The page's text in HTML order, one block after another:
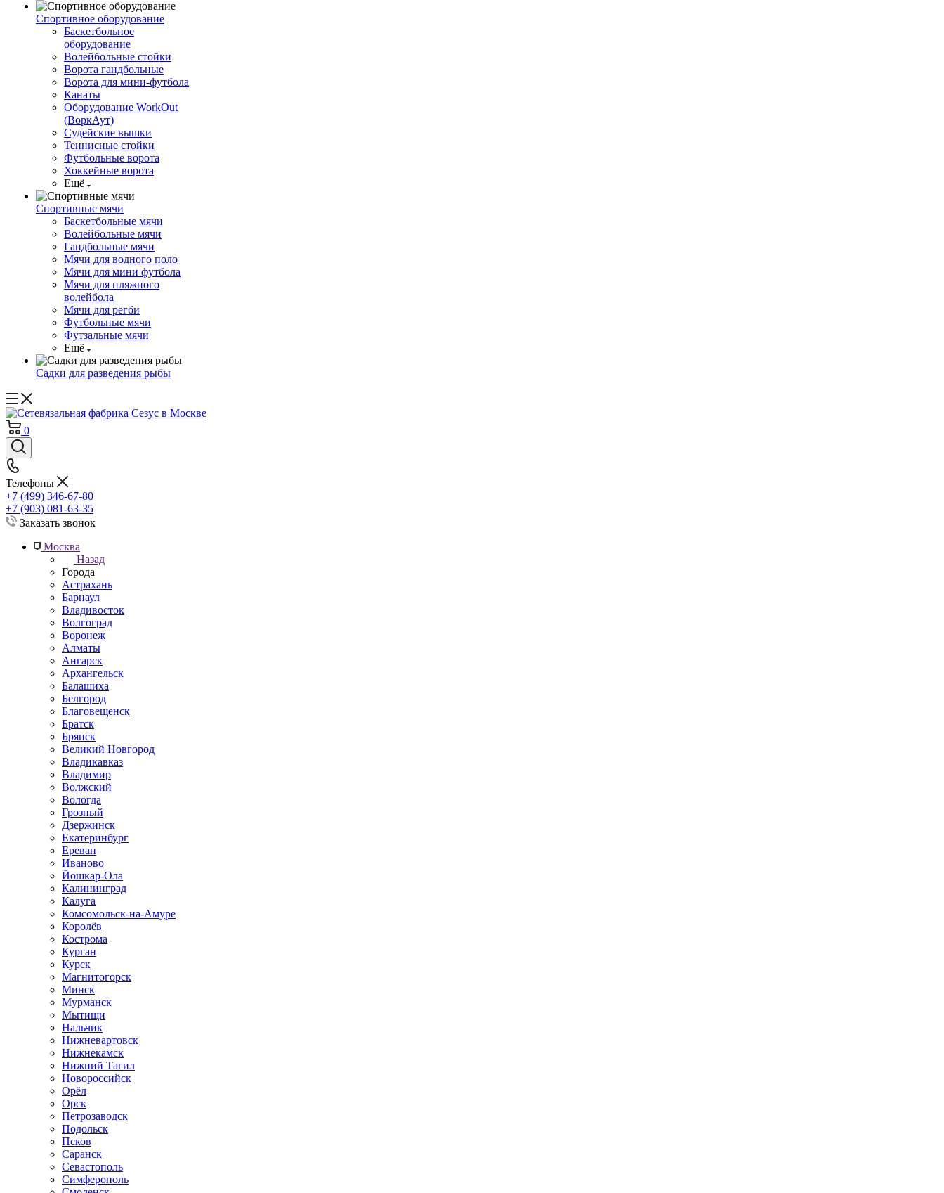
Спортивное оборудование
Баскетбольное
оборудование
Волейбольные стойки
Ворота гандбольные
Ворота для мини-футбола
Канаты
Оборудование WorkOut
(ВоркАут)
Судейские вышки
Теннисные стойки
Футбольные ворота
Хоккейные ворота
Ещё
Спортивные мячи
Баскетбольные мячи
Волейбольные мячи
Гандбольные мячи
Мячи для водного поло
Мячи для мини футбола
Мячи для пляжного
волейбола
Мячи для регби
Футбольные мячи
Футзальные мячи
Ещё
Садки для разведения рыбы
0
Телефоны
+7 (499) 346-67-80
+7 (903) 081-63-35
Заказать звонок
Москва
Назад
Города
Астрахань
Барнаул
Владивосток
Волгоград
Воронеж
Алматы
Ангарск
Архангельск
Балашиха
Белгород
Благовещенск
Братск
Брянск
Великий Новгород
Владикавказ
Владимир
Волжский
Вологда
Грозный
Дзержинск
Екатеринбург
Ереван
Иваново
Йошкар-Ола
Калининград
Калуга
Комсомольск-на-Амуре
Королёв
Кострома
Курган
Курск
Магнитогорск
Минск
Мурманск
Мытищи
Нальчик
Нижневартовск
Нижнекамск
Нижний Тагил
Новороссийск
Орёл
Орск
Петрозаводск
Подольск
Псков
Саранск
Севастополь
Симферополь